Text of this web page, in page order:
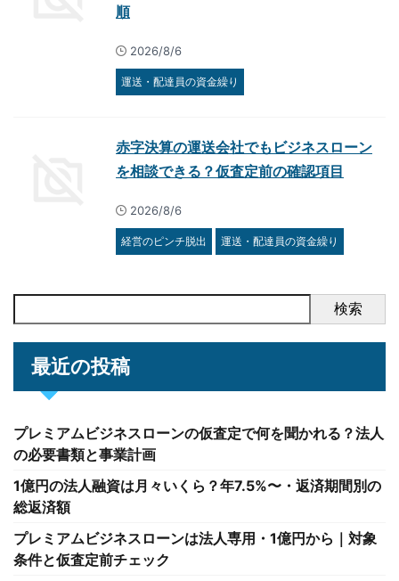
順
2026/8/6
運送・配達員の資金繰り
赤字決算の運送会社でもビジネスローン
を相談できる？仮査定前の確認項目
2026/8/6
経営のピンチ脱出 運送・配達員の資金繰り
検索
最近の投稿
プレミアムビジネスローンの仮査定で何を聞かれる？法人
の必要書類と事業計画
1億円の法人融資は月々いくら？年7.5%〜・返済期間別の
総返済額
プレミアムビジネスローンは法人専用・1億円から｜対象
条件と仮査定前チェック